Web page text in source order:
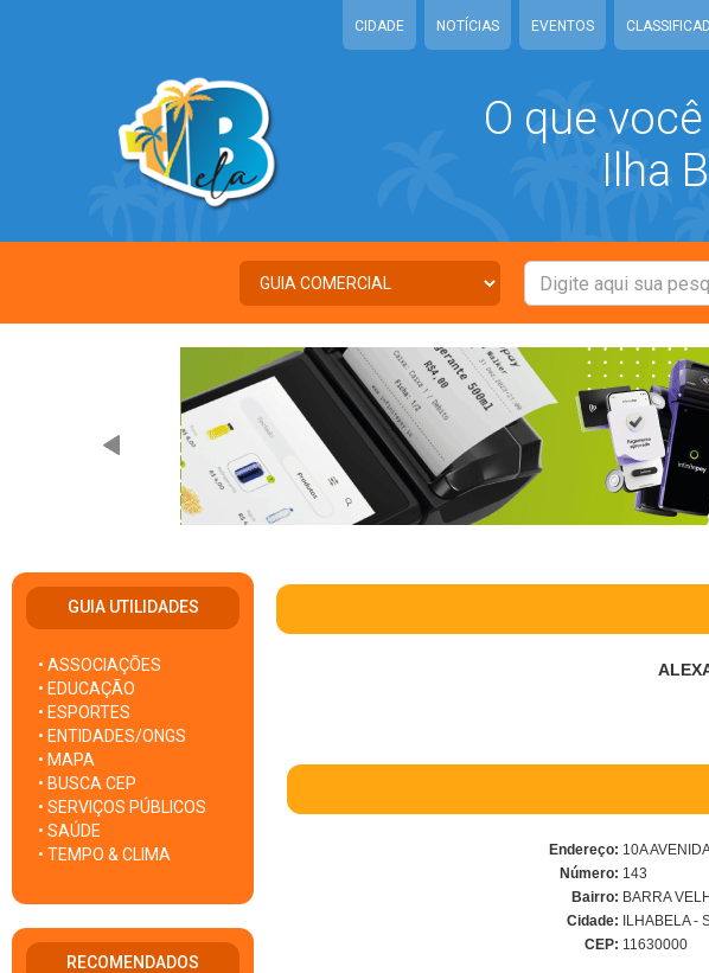
CIDADE NOTÍCIAS EVENTOS
O que
Ilha
GUIA UTILIDADES
• ASSOCIAÇÕES
• EDUCAÇÃO
• ESPORTES
• ENTIDADES/ONGS
• MAPA
• BUSCA CEP
• SERVIÇOS PÚBLICOS
• SAÚDE
• TEMPO & CLIMA
RECOMENDADOS
Endereço: 10A
Número: 143
Bairro: BARRA
Cidade: ILHABELA -
CEP: 11630000